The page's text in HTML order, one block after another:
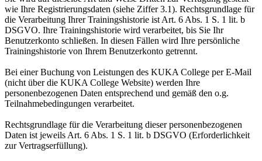
wie Ihre Registrierungsdaten (siehe Ziffer 3.1). Rechtsgrundlage für
die Verarbeitung Ihrer Trainingshistorie ist Art. 6 Abs. 1 S. 1 lit. b
DSGVO. Ihre Trainingshistorie wird verarbeitet, bis Sie Ihr
Benutzerkonto schließen. In diesen Fällen wird Ihre persönliche
Trainingshistorie von Ihrem Benutzerkonto getrennt.
Bei einer Buchung von Leistungen des KUKA College per E-Mail
(nicht über die KUKA College Website) werden Ihre
personenbezogenen Daten entsprechend und gemäß den o.g.
Teilnahmebedingungen verarbeitet.
Rechtsgrundlage für die Verarbeitung dieser personenbezogenen
Daten ist jeweils Art. 6 Abs. 1 S. 1 lit. b DSGVO (Erforderlichkeit
zur Vertragserfüllung).